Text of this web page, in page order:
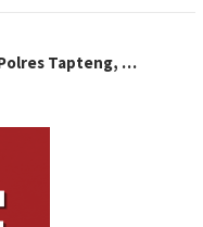
Tapteng, …